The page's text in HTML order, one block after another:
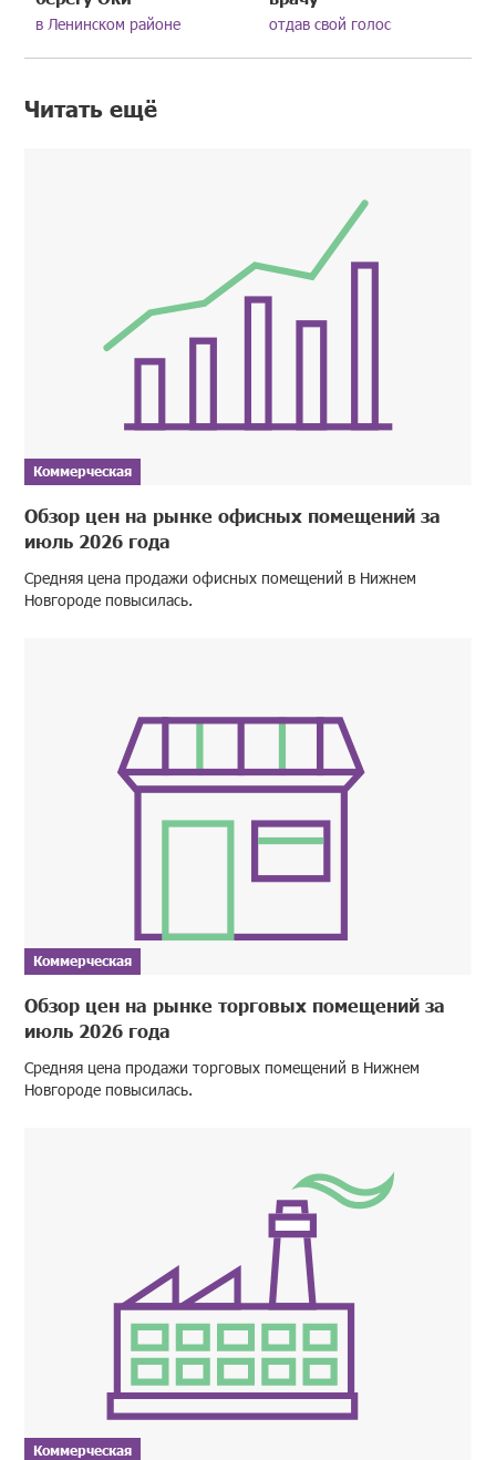
в Ленинском районе
отдав свой голос
Читать ещё
Коммерческая
Обзор цен на рынке офисных помещений за
июль 2026 года
Средняя цена продажи офисных помещений в Нижнем
Новгороде повысилась.
Коммерческая
Обзор цен на рынке торговых помещений за
июль 2026 года
Средняя цена продажи торговых помещений в Нижнем
Новгороде повысилась.
Коммерческая